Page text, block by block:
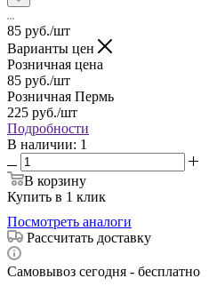
85 руб./шт
Варианты цен
Розничная цена
85 руб./шт
Розничная Пермь
225 руб./шт
Подробности
В наличии: 1
В корзину
Купить в 1 клик
Посмотреть аналоги
Рассчитать доставку
Самовывоз сегодня - бесплатно